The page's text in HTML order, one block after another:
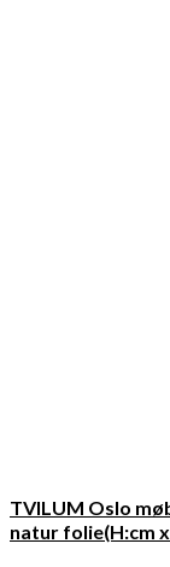
TVILUM Oslo
natur folie(H:cm